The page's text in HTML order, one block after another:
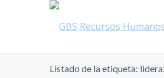
Listado de la etiqueta: